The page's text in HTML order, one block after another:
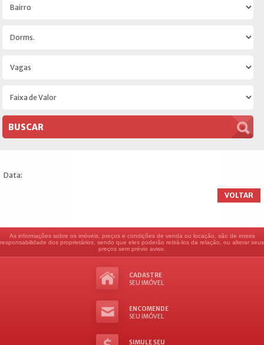
Data:
VOLTAR
As informações sobre os imóveis, preços e condições de venda ou locação, são de inteira
responsabilidade dos proprietários, sendo que eles poderão retirá-los da relação, ou alterar seus
preços sem prévio aviso.
CADASTRE
SEU IMÓVEL
ENCOMENDE
SEU IMÓVEL
SIMULE SEU